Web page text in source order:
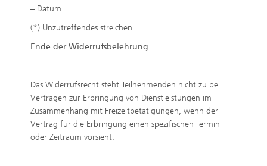
– Datum
(*) Unzutreffendes streichen.
Ende der Widerrufsbelehrung
Das Widerrufsrecht steht Teilnehmenden nicht zu bei
Verträgen zur Erbringung von Dienstleistungen im
Zusammenhang mit Freizeitbetätigungen, wenn der
Vertrag für die Erbringung einen spezifischen Termin
oder Zeitraum vorsieht.